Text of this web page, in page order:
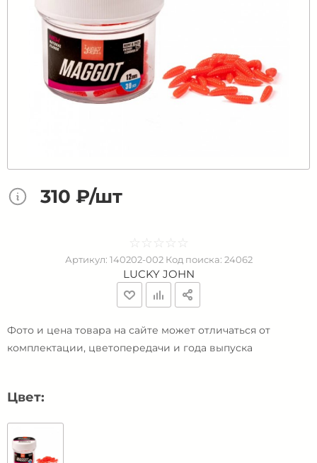
310 ₽/шт
☆ ☆ ☆ ☆ ☆
★ ★ ★ ★ ★
Артикул: 140202-002 Код поиска: 24062
LUCKY JOHN
Фото и цена товара на сайте может отличаться от
комплектации, цветопередачи и года выпуска
Цвет: